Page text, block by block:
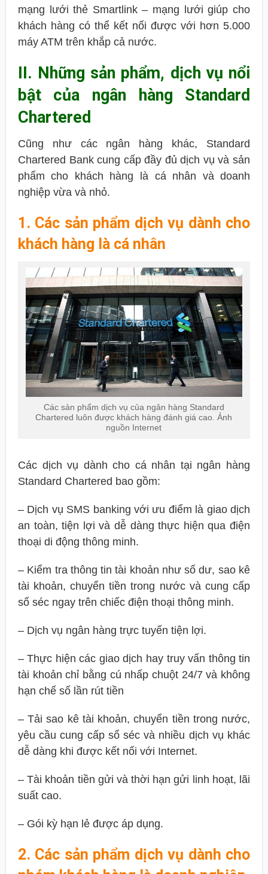
mạng lưới thẻ Smartlink – mạng lưới giúp cho
khách hàng có thể kết nối được với hơn 5.000
máy ATM trên khắp cả nước.
II. Những sản phẩm, dịch vụ nổi
bật của ngân hàng Standard
Chartered
Cũng như các ngân hàng khác, Standard
Chartered Bank cung cấp đầy đủ dịch vụ và sản
phẩm cho khách hàng là cá nhân và doanh
nghiệp vừa và nhỏ.
1. Các sản phẩm dịch vụ dành cho
khách hàng là cá nhân
Các sản phẩm dịch vụ của ngân hàng Standard
Chartered luôn được khách hàng đánh giá cao. Ảnh
nguồn Internet
Các dịch vụ dành cho cá nhân tại ngân hàng
Standard Chartered bao gồm:
– Dịch vụ SMS banking với ưu điểm là giao dịch
an toàn, tiện lợi và dễ dàng thực hiện qua điện
thoại di động thông minh.
– Kiểm tra thông tin tài khoản như số dư, sao kê
tài khoản, chuyển tiền trong nước và cung cấp
số séc ngay trên chiếc điện thoại thông minh.
– Dịch vụ ngân hàng trực tuyến tiện lợi.
– Thực hiện các giao dịch hay truy vấn thông tin
tài khoản chỉ bằng cú nhấp chuột 24/7 và không
hạn chế số lần rút tiền
– Tải sao kê tài khoản, chuyển tiền trong nước,
yêu cầu cung cấp sổ séc và nhiều dịch vụ khác
dễ dàng khi được kết nối với Internet.
– Tài khoản tiền gửi và thời hạn gửi linh hoạt, lãi
suất cao.
– Gói kỳ hạn lẻ được áp dụng.
2. Các sản phẩm dịch vụ dành cho